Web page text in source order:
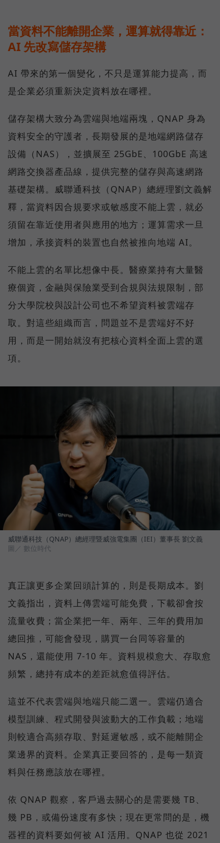
當資料不能離開企業，運算就得靠近：
AI 先改寫儲存架構
AI 帶來的第一個變化，不只是運算能力提高，而
是企業必須重新決定資料放在哪裡。
儲存架構大致分為雲端與地端兩塊，QNAP 身為
資料安全的守護者，長期發展的是地端網路儲存
設備（NAS），並擴展至 25GbE、100GbE 高速
網路交換器產品線，提供完整的儲存與高速網路
基礎架構。威聯通科技（QNAP）總經理劉文義解
釋，當資料因合規要求或敏感度不能上雲，就必
須留在靠近使用者與應用的地方；運算需求一旦
增加，承接資料的裝置也自然被推向地端 AI。
不能上雲的名單比想像中長。醫療業持有大量醫
療個資，金融與保險業受到合規與法規限制，部
分大學院校與設計公司也不希望資料被雲端存
取。對這些組織而言，問題並不是雲端好不好
用，而是一開始就沒有把核心資料全面上雲的選
項。
威聯通科技（QNAP）總經理暨威強電集團（IEI）董事長 劉文義
圖／ 數位時代
真正讓更多企業回頭計算的，則是長期成本。劉
文義指出，資料上傳雲端可能免費，下載卻會按
流量收費；當企業把一年、兩年、三年的費用加
總回推，可能會發現，購買一台同等容量的
NAS，還能使用 7-10 年。資料規模愈大、存取愈
頻繁，總持有成本的差距就愈值得評估。
這並不代表雲端與地端只能二選一。雲端仍適合
模型訓練、程式開發與波動大的工作負載；地端
則較適合高頻存取、對延遲敏感，或不能離開企
業邊界的資料。企業真正要回答的，是每一類資
料與任務應該放在哪裡。
依 QNAP 觀察，客戶過去關心的是需要幾 TB、
幾 PB，或備份速度有多快；現在更常問的是，機
器裡的資料要如何被 AI 活用。QNAP 也從 2021